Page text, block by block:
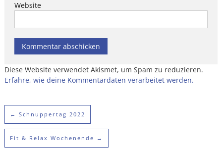
Website
Diese Website verwendet Akismet, um Spam zu reduzieren.
Erfahre, wie deine Kommentardaten verarbeitet werden.
← Schnuppertag 2022
Fit & Relax Wochenende →